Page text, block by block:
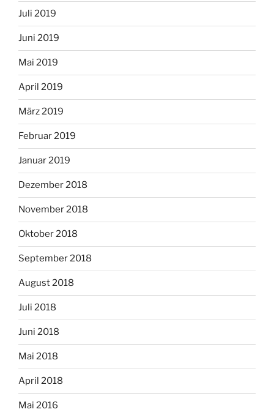
Juli 2019
Juni 2019
Mai 2019
April 2019
März 2019
Februar 2019
Januar 2019
Dezember 2018
November 2018
Oktober 2018
September 2018
August 2018
Juli 2018
Juni 2018
Mai 2018
April 2018
Mai 2016